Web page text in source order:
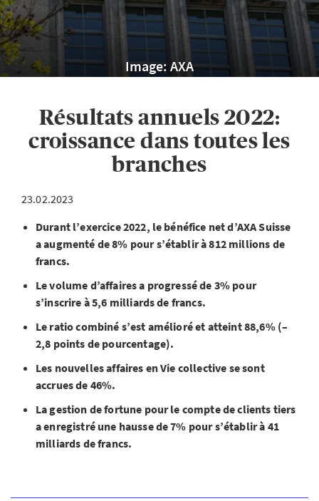
Image: AXA
Résultats annuels 2022:
croissance dans toutes les
branches
23.02.2023
Durant l’exercice 2022, le bénéfice net d’AXA Suisse
a augmenté de 8% pour s’établir à 812 millions de
francs.
Le volume d’affaires a progressé de 3% pour
s’inscrire à 5,6 milliards de francs.
Le ratio combiné s’est amélioré et atteint 88,6% (–
2,8 points de pourcentage).
Les nouvelles affaires en Vie collective se sont
accrues de 46%.
La gestion de fortune pour le compte de clients tiers
a enregistré une hausse de 7% pour s’établir à 41
milliards de francs.